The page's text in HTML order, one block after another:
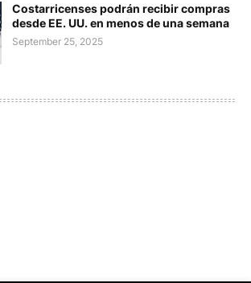
Costarricenses podrán recibir compras
desde EE. UU. en menos de una semana
September 25, 2025